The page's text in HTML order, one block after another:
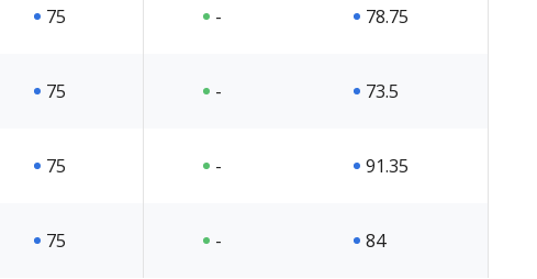
75 - 78.75
75 - 73.5
75 - 91.35
75 - 84